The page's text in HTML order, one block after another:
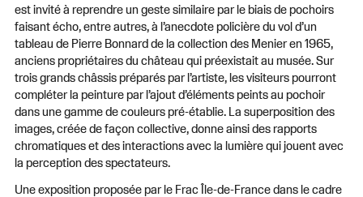
est invité à reprendre un geste similaire par le biais de pochoirs
faisant écho, entre autres, à l’anecdote policière du vol d’un
tableau de Pierre Bonnard de la collection des Menier en 1965,
anciens propriétaires du château qui préexistait au musée. Sur
trois grands châssis préparés par l’artiste, les visiteurs pourront
compléter la peinture par l’ajout d’éléments peints au pochoir
dans une gamme de couleurs pré-établie. La superposition des
images, créée de façon collective, donne ainsi des rapports
chromatiques et des interactions avec la lumière qui jouent avec
la perception des spectateurs.
Une exposition proposée par le Frac Île-de-France dans le cadre